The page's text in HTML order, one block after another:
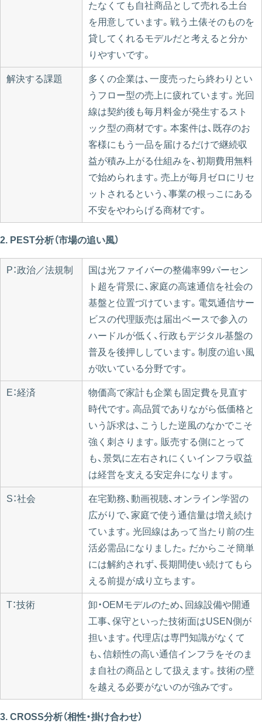
たなくても自社商品として売れる土台
を用意しています。戦う土俵そのものを
貸してくれるモデルだと考えると分か
りやすいです。
解決する課題
多くの企業は、一度売ったら終わりとい
うフロー型の売上に疲れています。光回
線は契約後も毎月料金が発生するスト
ック型の商材です。本案件は、既存のお
客様にもう一品を届けるだけで継続収
益が積み上がる仕組みを、初期費用無料
で始められます。売上が毎月ゼロにリセ
ットされるという、事業の根っこにある
不安をやわらげる商材です。
2. PEST分析（市場の追い風）
P：政治／法規制
国は光ファイバーの整備率99パーセン
ト超を背景に、家庭の高速通信を社会の
基盤と位置づけています。電気通信サー
ビスの代理販売は届出ベースで参入の
ハードルが低く、行政もデジタル基盤の
普及を後押ししています。制度の追い風
が吹いている分野です。
E：経済
物価高で家計も企業も固定費を見直す
時代です。高品質でありながら低価格と
いう訴求は、こうした逆風のなかでこそ
強く刺さります。販売する側にとって
も、景気に左右されにくいインフラ収益
は経営を支える安定弁になります。
S：社会
在宅勤務、動画視聴、オンライン学習の
広がりで、家庭で使う通信量は増え続け
ています。光回線はあって当たり前の生
活必需品になりました。だからこそ簡単
には解約されず、長期間使い続けてもら
える前提が成り立ちます。
T：技術
卸・OEMモデルのため、回線設備や開通
工事、保守といった技術面はUSEN側が
担います。代理店は専門知識がなくて
も、信頼性の高い通信インフラをそのま
ま自社の商品として扱えます。技術の壁
を越える必要がないのが強みです。
3. CROSS分析（相性・掛け合わせ）